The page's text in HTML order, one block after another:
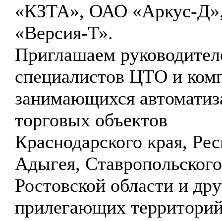
«КЗТА», ОАО «Аркус-
«Версия-Т».
Приглашаем
специалистов ЦТО и
занимающихся
торговых объектов
Краснодарского края,
Адыгея,
Ростовской области и
прилегающих